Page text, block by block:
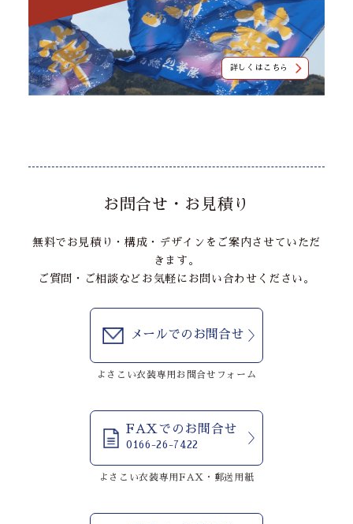
詳しくはこちら
お問合せ・お見積り
無料でお見積り・構成・デザインをご案内させていただ
きます。
ご質問・ご相談などお気軽にお問い合わせください。
メールでのお問合せ
よさこい衣装専用お問合せフォーム
FAXでのお問合せ
0166-26-7422
よさこい衣装専用FAX・郵送用紙